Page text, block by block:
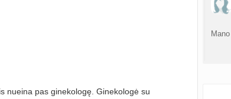
nueina pas ginekologę. Ginekologė su